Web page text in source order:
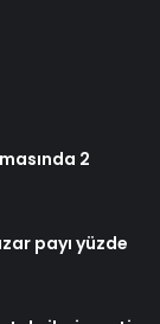
2
payı yüzde